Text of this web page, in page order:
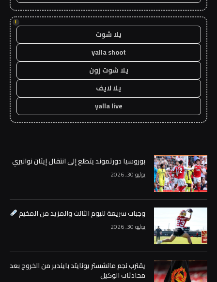
!
يلا شوت
yalla shoot
يلا شوت زون
يلا لايف
yalla live
بوروسيا دورتموند يتطلع إلى انتقال إيثان نوانيري
يوليو 30, 2026
وجبات سريعة لليوم الثالث والمزيد من المخيم
يوليو 30, 2026
يقترب نجم مانشستر يونايتد بايندير من الخروج بعد
محادثات الوكيل